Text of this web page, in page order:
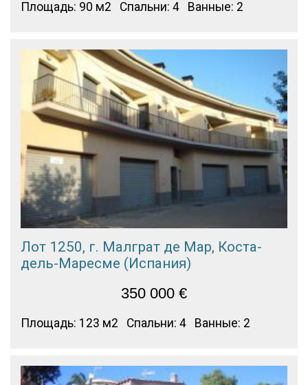
Площадь: 90 м2 Спальни: 4 Ванные: 2
Лот 1250, г. Малграт де Мар, Коста-
дель-Маресме (Испания)
350 000 €
Площадь: 123 м2 Спальни: 4 Ванные: 2